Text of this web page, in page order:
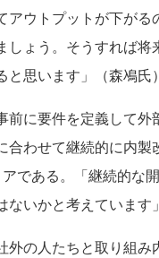
アウトプットが下が
しょう。そうすれば
思います」（森鳰氏）
に要件を定義して外
合わせて継続的に内
である。「継続的な
いかと考えています
の人たちと取り組み